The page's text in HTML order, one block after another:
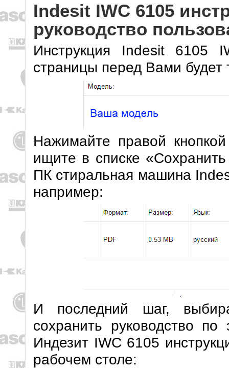
Indesit IWC 6105
руководство
Инструкция Indesit 6105
страницы перед Вами будет
Нажимайте правой
ищите в списке
ПК стиральная машина
например:
И последний шаг,
сохранить руководство
Индезит IWC 6105
рабочем столе: